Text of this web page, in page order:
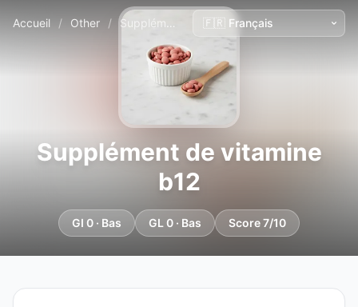
Accueil / Other / Supplément de vitamine b12
Supplément de vitamine
b12
GI 0 · Bas GL 0 · Bas Score 7/10